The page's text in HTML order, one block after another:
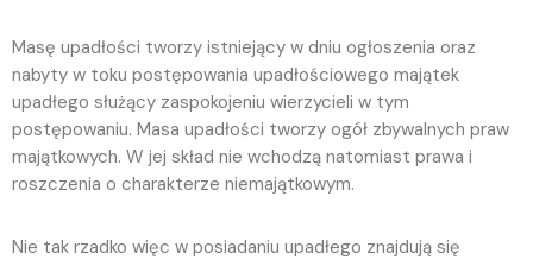
Masę upadłości tworzy istniejący w dniu ogłoszenia oraz
nabyty w toku postępowania upadłościowego majątek
upadłego służący zaspokojeniu wierzycieli w tym
postępowaniu. Masa upadłości tworzy ogół zbywalnych praw
majątkowych. W jej skład nie wchodzą natomiast prawa i
roszczenia o charakterze niemajątkowym.
Nie tak rzadko więc w posiadaniu upadłego znajdują się